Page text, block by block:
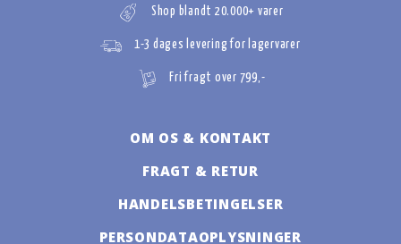
Shop blandt 20.000+ varer
1-3 dages levering for lagervarer
Fri fragt over 799,-
OM OS & KONTAKT
FRAGT & RETUR
HANDELSBETINGELSER
PERSONDATAOPLYSNINGER